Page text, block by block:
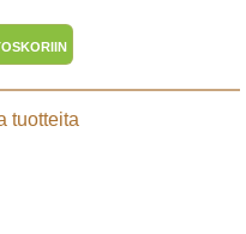
tuotteita